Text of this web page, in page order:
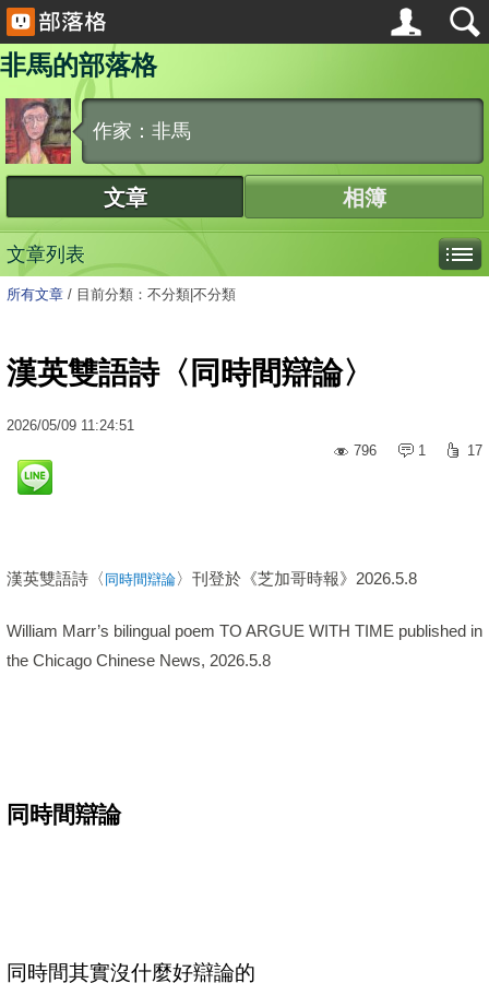
非馬的部落格
作家：非馬
文章 相簿
文章列表
所有文章 / 目前分類：不分類|不分類
漢英雙語詩〈同時間辯論〉
2026/05/09 11:24:51
796
1 17
漢英雙語詩〈 同時間辯論〉刊登於《芝加哥時報》 2026.5.8
William Marr’s bilingual poem TO ARGUE WITH TIME published in
the Chicago Chinese News, 2026.5.8
同時間辯論
同時間其實沒什麼好辯論的